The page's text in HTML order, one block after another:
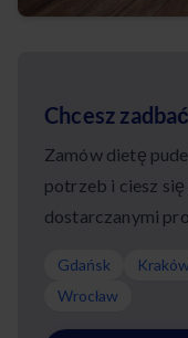
Chcesz
Zamów dietę
potrzeb i ciesz
dostarczanymi
Gdańsk
Wrocław